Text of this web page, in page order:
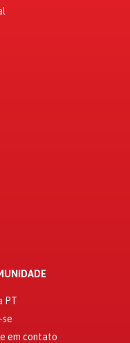
PT
se
em contato